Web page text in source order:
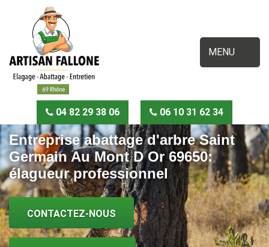
MENU
04 82 29 38 06 06 10 31 62 34
Entreprise abattage d'arbre Saint
Germain Au Mont D Or 69650:
élagueur professionnel
CONTACTEZ-NOUS